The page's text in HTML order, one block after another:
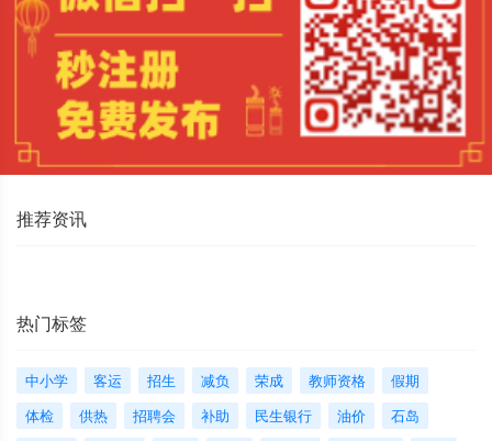
推荐资讯
热门标签
中小学 客运 招生 减负 荣成 教师资格
假期
体检
供热 招聘会 补助 民生银行 油价
石岛